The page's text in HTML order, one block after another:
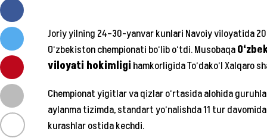
Joriy yilning 24–30-yanvar kunlari Navoiy viloyatida
O‘zbekiston chempionati bo‘lib o‘tdi. Musobaqa
viloyati hokimligihamkorligida To‘dako‘l Xalqaro
Chempionat yigitlar va qizlar o‘rtasida alohida
aylanma tizimda, standart yo‘nalishda 11 tur
kurashlar ostida kechdi.